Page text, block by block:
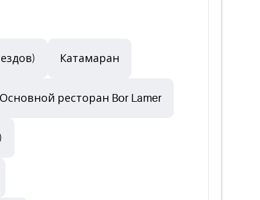
Катамаран
Основной ресторан Bor Lamer